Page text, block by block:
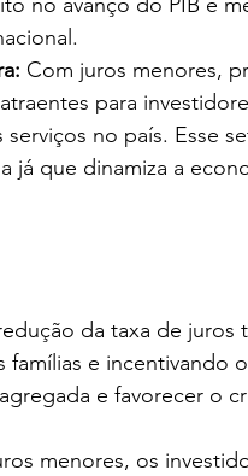
Com juros menores,
para
no país. Esse
já que dinamiza a
da taxa de juros
e incentivando
e favorecer o
menores, os